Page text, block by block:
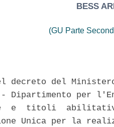
BESS
(GU Parte
decreto del
- Dipartimento per
e  titoli
Unica per la